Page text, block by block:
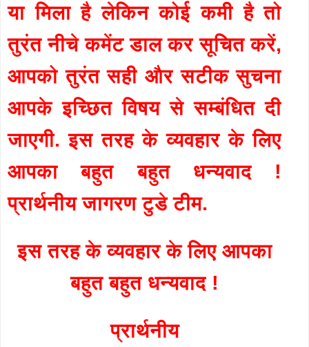
या मिला है लेकिन कोई कमी है तो
तुरंत नीचे कमेंट डाल कर सूचित करें,
आपको तुरंत सही और सटीक सुचना
आपके इच्छित विषय से सम्बंधित दी
जाएगी. इस तरह के व्यवहार के लिए
आपका बहुत बहुत धन्यवाद !
प्रार्थनीय जागरण टुडे टीम.
इस तरह के व्यवहार के लिए आपका
बहुत बहुत धन्यवाद !
प्रार्थनीय